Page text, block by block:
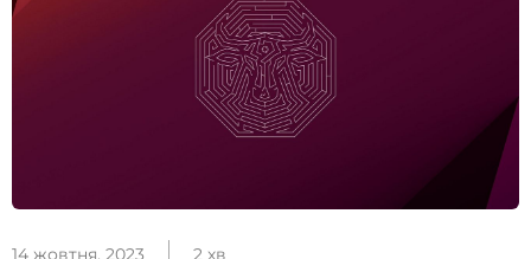
14 жовтня, 2023 2 хв